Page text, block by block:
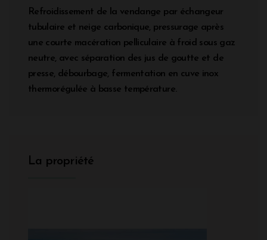
Refroidissement de la vendange par échangeur
tubulaire et neige carbonique, pressurage après
une courte macération pelliculaire à froid sous gaz
neutre, avec séparation des jus de goutte et de
presse, débourbage, fermentation en cuve inox
thermorégulée à basse température.
La propriété